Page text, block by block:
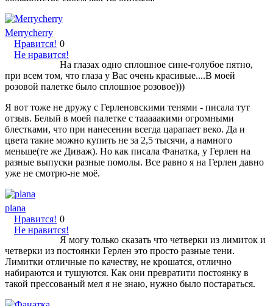
Merrycherry
Нравится!
Не нравится!
0
На глазах одно сплошное сине-голубое пятно,
при всем том, что глаза у Вас очень красивые....В моей
розовой палетке было сплошное розовое)))
Я вот тоже не дружу с Герленовскими тенями - писала тут
отзыв. Белый в моей палетке с тааааакими огромными
блестками, что при нанесении всегда царапает веко. Да и
цвета такие можно купить не за 2,5 тысячи, а намного
меньше(те же Диваж). Но как писала Фанатка, у Герлен на
разные выпуски разные помолы. Все равно я на Герлен давно
уже не смотрю-не моё.
plana
Нравится!
Не нравится!
0
Я могу только сказать что четверки из лимиток и
четверки из постоянки Герлен это просто разные тени.
Лимитки отличные по качеству, не крошатся, отлично
набираются и тушуются. Как они превратити постоянку в
такой прессованый мел я не знаю, нужно было постараться.